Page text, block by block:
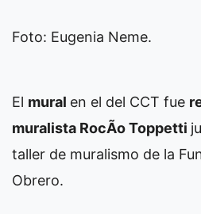
Foto: Eugenia Neme.
El mural en el del CCT fue
muralista RocÃ­o Toppetti
taller de muralismo de la
Obrero.